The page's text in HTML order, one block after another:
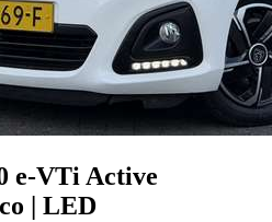
e-VTi Active
| LED